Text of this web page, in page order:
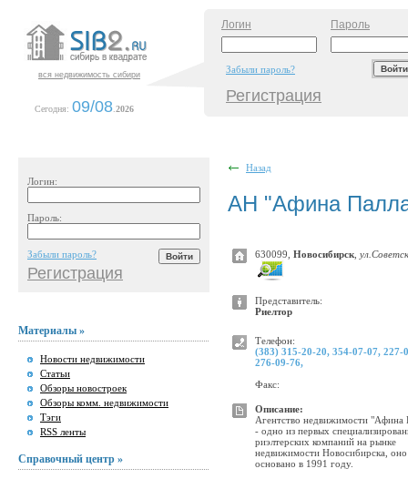
вся недвижимость сибири
Сегодня: 09/08 2026
Логин Пароль
Забыли пароль?
Регистрация
Логин:
Пароль:
Забыли пароль?
Регистрация
Материалы »
Новости недвижимости
Статьи
Обзоры новостроек
Обзоры комм. недвижимости
Тэги
RSS ленты
Справочный центр »
Назад
АН "Афина
630099, Новосибирск
Представитель:
Риелтор
Телефон:
(383) 315-20-20, 354-07-07, 227-
276-09-76,
Факс:
Описание:
Агентство недвижимости "Афина
- одно из первых
риэлтерских компаний на рынке
недвижимости Новосибирска,
основано в 1991 году.